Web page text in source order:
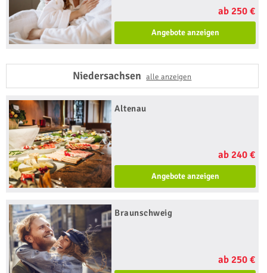
ab 250 €
Angebote anzeigen
Niedersachsenalle anzeigen
Altenau
ab 240 €
Angebote anzeigen
Braunschweig
ab 250 €